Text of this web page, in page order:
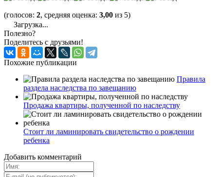
(голосов: 2, средняя оценка: 3,00 из 5)
Загрузка...
Полезно?
Поделитесь с друзьями!
Похожие публикации
Правила
раздела наследства по завещанию
Продажа квартиры, полученной по наследству
Стоит ли ламинировать свидетельство о рождении
ребенка
Добавить комментарий